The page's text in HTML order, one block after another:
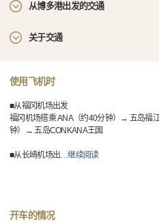
从博多港出发的交通
关于交通
使用飞机时
■从福冈机场出发
福冈机场搭乘 ANA（约40分钟）→ 五岛福
钟）→ 五岛CONKANA王国
■从长崎机场出…继续阅读
开车的情况